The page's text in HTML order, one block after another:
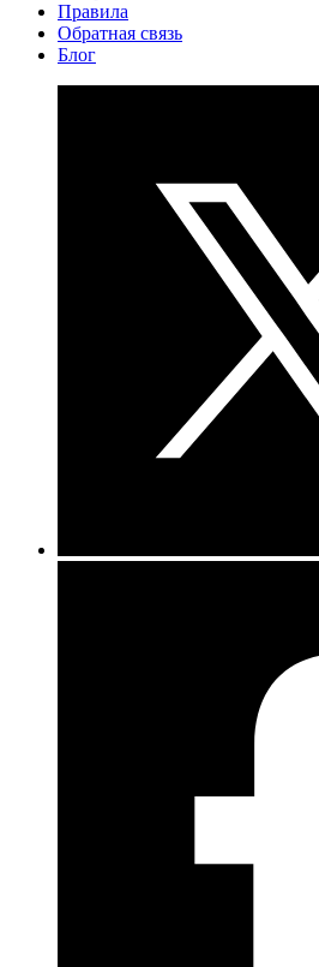
Правила
Обратная связь
Блог